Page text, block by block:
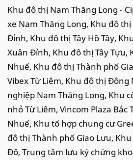
Khu đô thị Nam Thăng Long -
xe Nam Thăng Long, Khu đô
Đỉnh, Khu đô thị Tây Hồ Tây,
Xuân Đỉnh, Khu đô thị Tây Tựu,
Nhuế, Khu đô thị Thành phố
Vibex Từ Liêm, Khu đô thị Đông
nghiệp Nam Thăng Long, Khu
nhỏ Từ Liêm, Vincom Plaza Bắc
Nhuế, Khu tổ hợp chung cư
đô thị Thành phố Giao Lưu,
Đô, Trung tâm lưu ký chứng